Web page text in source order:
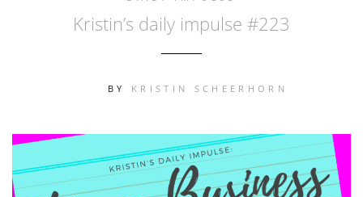
Kristin’s daily impulse #223
BY KRISTIN SCHEERHORN